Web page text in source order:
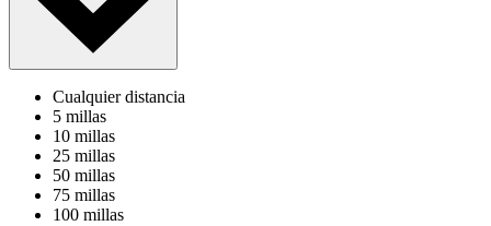
Cualquier distancia
5 millas
10 millas
25 millas
50 millas
75 millas
100 millas